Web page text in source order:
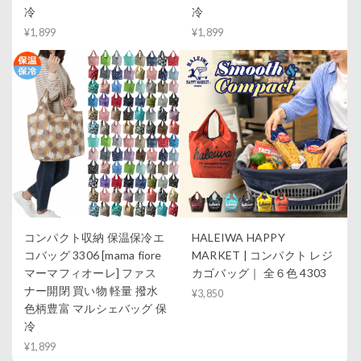
冷
¥1,899
冷
¥1,899
コンパクト収納 保温保冷エ
コバッグ 3306 [mama fiore
マーマフィオーレ] ファス
ナー開閉 買い物 軽量 撥水
色柄豊富 マルシェバッグ 保
冷
¥1,899
HALEIWA HAPPY
MARKET | コンパクト レジ
カゴバッグ｜ 全６色 4303
¥3,850